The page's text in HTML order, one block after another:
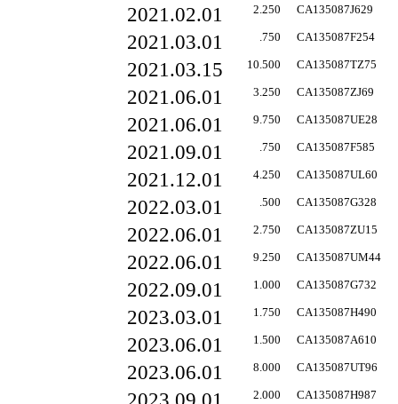
2021.02.01 2.250 CA135087J629
2021.03.01 .750 CA135087F254
2021.03.15 10.500 CA135087TZ75
2021.06.01 3.250 CA135087ZJ69
2021.06.01 9.750 CA135087UE28
2021.09.01 .750 CA135087F585
2021.12.01 4.250 CA135087UL60
2022.03.01 .500 CA135087G328
2022.06.01 2.750 CA135087ZU15
2022.06.01 9.250 CA135087UM44
2022.09.01 1.000 CA135087G732
2023.03.01 1.750 CA135087H490
2023.06.01 1.500 CA135087A610
2023.06.01 8.000 CA135087UT96
2.000 CA135087H987